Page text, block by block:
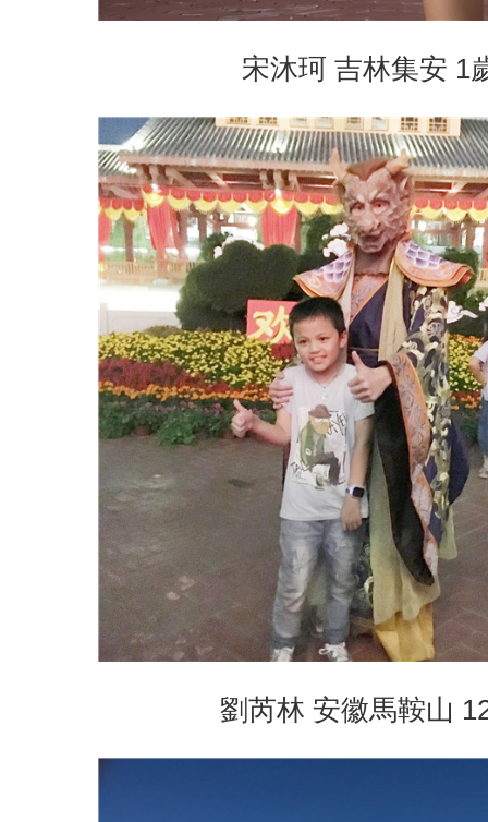
宋沐珂 吉林集安 1
劉芮林 安徽馬鞍山